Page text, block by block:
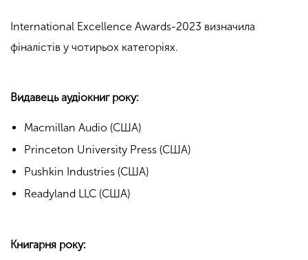
International Excellence Awards-2023 визначила
фіналістів у чотирьох категоріях.
Видавець аудіокниг року:
Macmillan Audio (США)
Princeton University Press (США)
Pushkin Industries (США)
Readyland LLC (США)
Книгарня року: